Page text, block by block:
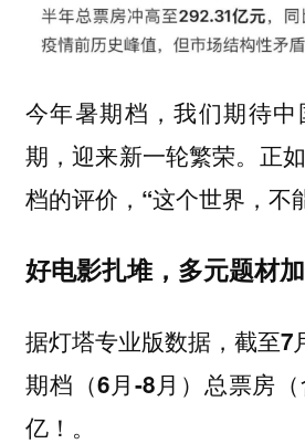
今年暑期档，我们期待
期，迎来新一轮繁荣。 正
档的评价，“这个世界，不
好电影扎堆，多元题材
据灯塔专业版数据， 截至7
期档（6月-8月）总票房
亿！ 。